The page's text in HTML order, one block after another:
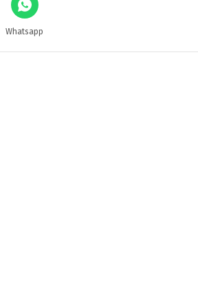
Whatsapp